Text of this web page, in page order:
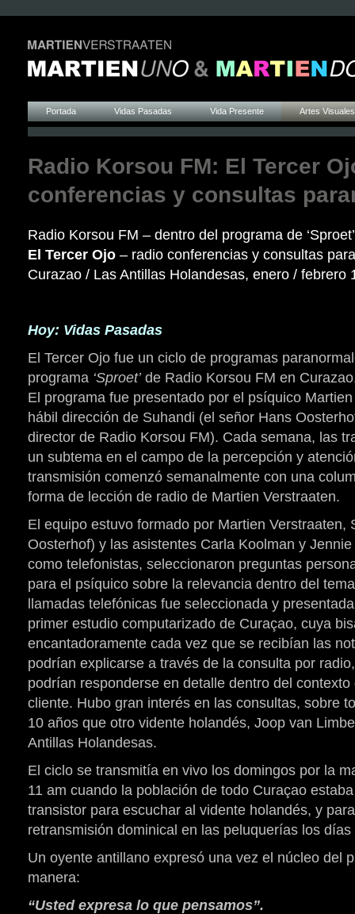
Portada Vidas Pasadas Vida Presente Artes Visuales
Radio Korsou FM: El Tercer
conferencias y consultas
Radio Korsou FM – dentro del programa de ‘Sproet’
El Tercer Ojo – radio conferencias y consultas
Curazao / Las Antillas Holandesas, enero / febrero
Hoy: Vidas Pasadas
El Tercer Ojo fue un ciclo de programas
programa ‘Sproet’de Radio Korsou FM en
El programa fue presentado por el psíquico
hábil dirección de Suhandi (el señor Hans
director de Radio Korsou FM). Cada semana, las
un subtema en el campo de la percepción y
transmisión comenzó semanalmente con una
forma de lección de radio de Martien Verstraaten.
El equipo estuvo formado por Martien Verstraaten,
Oosterhof) y las asistentes Carla Koolman y
como telefonistas, seleccionaron preguntas
para el psíquico sobre la relevancia dentro del
llamadas telefónicas fue seleccionada y
primer estudio computarizado de Curaçao, cuya
encantadoramente cada vez que se recibían las
podrían explicarse a través de la consulta por
podrían responderse en detalle dentro del
cliente. Hubo gran interés en las consultas, sobre
10 años que otro vidente holandés, Joop van
Antillas Holandesas.
El ciclo se transmitía en vivo los domingos por la
11 am cuando la población de todo Curaçao
transistor para escuchar al vidente holandés, y
retransmisión dominical en las peluquerías los
Un oyente antillano expresó una vez el núcleo del
manera:
“Usted expresa lo que pensamos”.